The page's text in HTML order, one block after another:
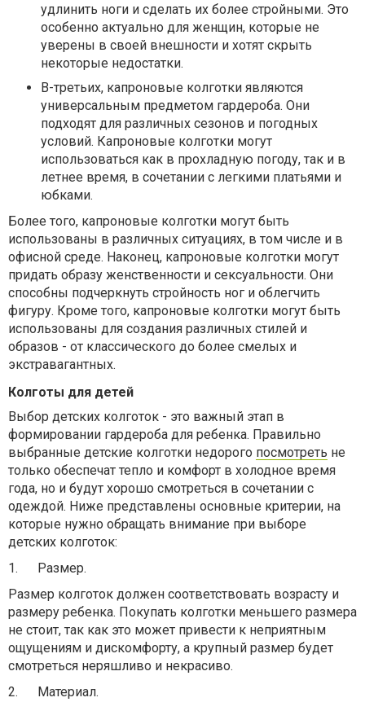
удлинить ноги и сделать их более стройными. Это
особенно актуально для женщин, которые не
уверены в своей внешности и хотят скрыть
некоторые недостатки.
В-третьих, капроновые колготки являются
универсальным предметом гардероба. Они
подходят для различных сезонов и погодных
условий. Капроновые колготки могут
использоваться как в прохладную погоду, так и в
летнее время, в сочетании с легкими платьями и
юбками.
Более того, капроновые колготки могут быть
использованы в различных ситуациях, в том числе и в
офисной среде. Наконец, капроновые колготки могут
придать образу женственности и сексуальности. Они
способны подчеркнуть стройность ног и облегчить
фигуру. Кроме того, капроновые колготки могут быть
использованы для создания различных стилей и
образов - от классического до более смелых и
экстравагантных.
Колготы для детей
Выбор детских колготок - это важный этап в
формировании гардероба для ребенка. Правильно
выбранные детские колготки недорого посмотреть не
только обеспечат тепло и комфорт в холодное время
года, но и будут хорошо смотреться в сочетании с
одеждой. Ниже представлены основные критерии, на
которые нужно обращать внимание при выборе
детских колготок:
1.
Размер.
Размер колготок должен соответствовать возрасту и
размеру ребенка. Покупать колготки меньшего размера
не стоит, так как это может привести к неприятным
ощущениям и дискомфорту, а крупный размер будет
смотреться неряшливо и некрасиво.
2.
Материал.